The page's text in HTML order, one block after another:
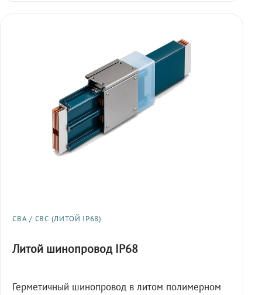
СВА / СВС (ЛИТОЙ IP68)
Литой шинопровод IP68
Герметичный шинопровод в литом полимерном